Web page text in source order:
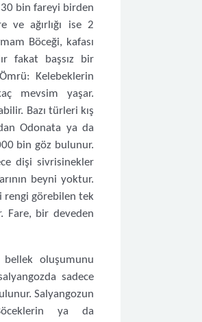
30 bin fareyi birden
ve ağırlığı ise 2
Böceği, kafası
fakat başsız bir
Kelebeklerin
mevsim yaşar.
Bazı türleri kış
Odonata ya da
bin göz bulunur.
dişi sivrisinekler
beyni yoktur.
rengi görebilen tek
Fare, bir deveden
bellek oluşumunu
sadece
Salyangozun
ya da